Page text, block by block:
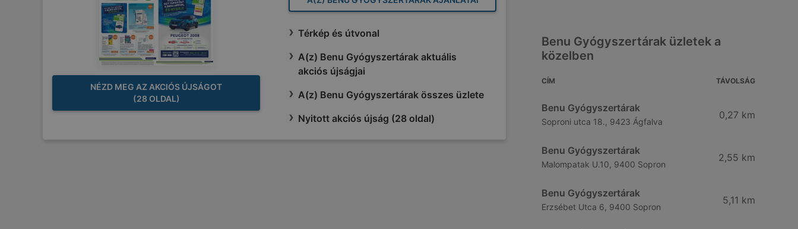
NÉZD MEG AZ AKCIÓS ÚJSÁGOT
(28 OLDAL)
Térkép és útvonal
A(z) Benu Gyógyszertárak aktuális
akciós újságjai
A(z) Benu Gyógyszertárak összes üzlete
Nyitott akciós újság (28 oldal)
Benu Gyógyszertárak üzletek a
közelben
CÍM TÁVOLSÁG
Benu Gyógyszertárak
Soproni utca 18., 9423 Ágfalva
0,27 km
Benu Gyógyszertárak
Malompatak U.10, 9400 Sopron
2,55 km
Benu Gyógyszertárak
Erzsébet Utca 6, 9400 Sopron
5,11 km